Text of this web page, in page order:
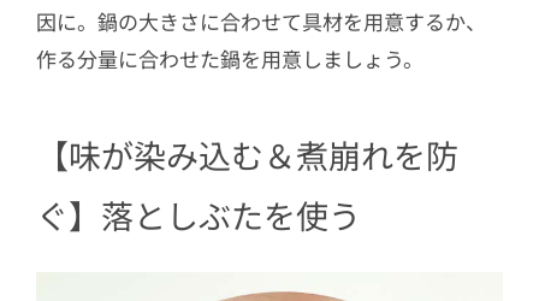
因に。鍋の大きさに合わせて具材を用意するか、
作る分量に合わせた鍋を用意しましょう。
【味が染み込む＆煮崩れを防
ぐ】落としぶたを使う